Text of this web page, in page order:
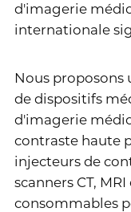
d'imagerie
internationale
Nous
de dispositifs
d'imagerie
contraste haute
injecteurs de
scanners CT,
consommables